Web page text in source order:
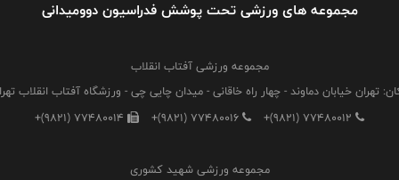
مجموعه های ورزشی تحت پوشش فدراسیون دوومیدانی
مجموعه ورزشی آفتاب انقلاب
تهران خیابان دماوند - چهار راه خاقانی - میدان چایی چی - ورزشگاه آفتاب انقلاب
+(9821) 77480012
+(9821) 77480016
+(9821) 77480014
مجموعه ورزشی شهید کشوری